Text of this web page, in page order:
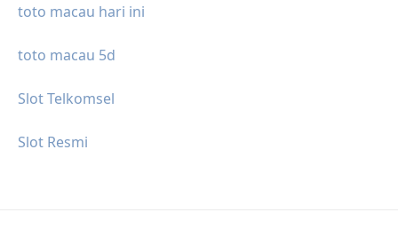
toto macau hari ini
toto macau 5d
Slot Telkomsel
Slot Resmi